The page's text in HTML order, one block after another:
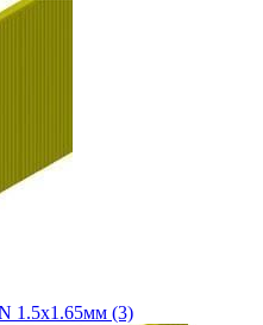
1.5х1.65мм (3)